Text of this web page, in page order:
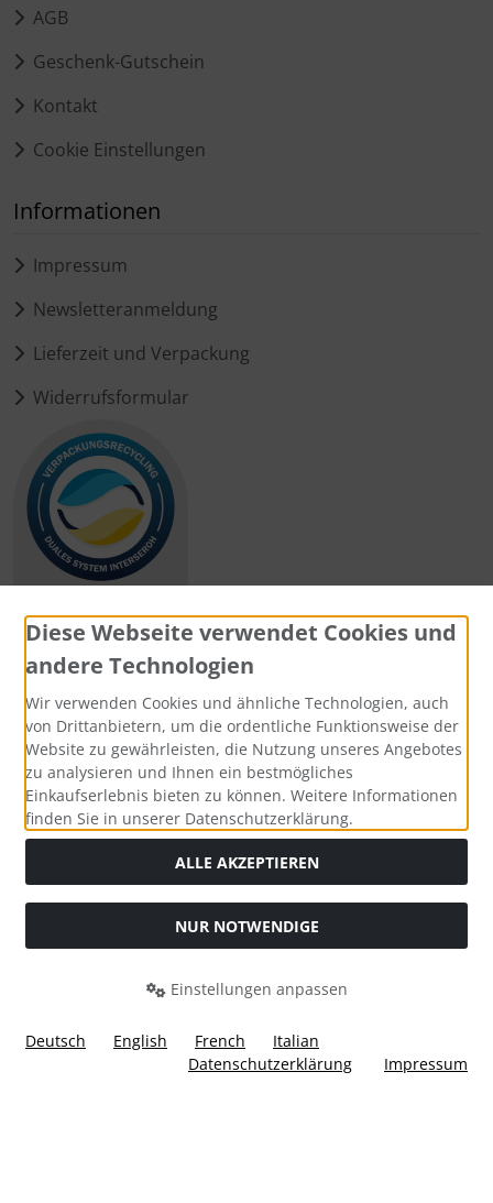
AGB
Geschenk-Gutschein
Kontakt
Cookie Einstellungen
Informationen
Impressum
Newsletteranmeldung
Lieferzeit und Verpackung
Widerrufsformular
Zahlungsmethoden
Social Media
Widerrufsformular
Diese Webseite verwendet Cookies und
andere Technologien
Wir verwenden Cookies und ähnliche Technologien, auch
von Drittanbietern, um die ordentliche Funktionsweise der
Website zu gewährleisten, die Nutzung unseres Angebotes
zu analysieren und Ihnen ein bestmögliches
Einkaufserlebnis bieten zu können. Weitere Informationen
finden Sie in unserer Datenschutzerklärung.
ALLE AKZEPTIEREN
NUR NOTWENDIGE
Einstellungen anpassen
Deutsch English French
Italian
Datenschutzerklärung
Impressum